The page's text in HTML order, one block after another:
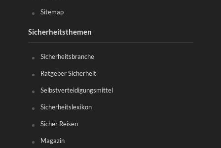
Sitemap
Sicherheitsthemen
Sicherheitsbranche
Ratgeber Sicherheit
Selbstverteidigungsmittel
Sicherheitslexikon
Sicher Reisen
Magazin